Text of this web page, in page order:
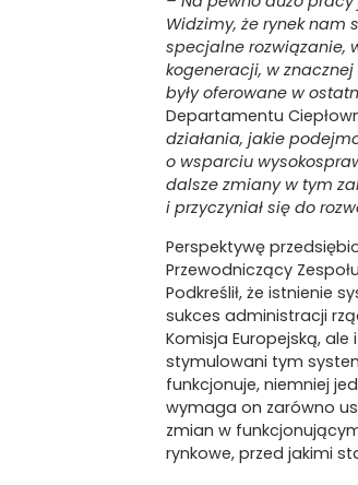
Widzimy, że rynek nam
specjalne rozwiązanie,
kogeneracji, w
były oferowane w
Departamentu
działania, jakie
o wsparciu
dalsze zmiany w tym
i przyczyniał się do
Perspektywę
Przewodniczący
Podkreślił, że istnienie
sukces administracji
Komisja Europejską,
stymulowani tym
funkcjonuje, niemniej
wymaga on zarówno
zmian w
rynkowe, przed jakimi